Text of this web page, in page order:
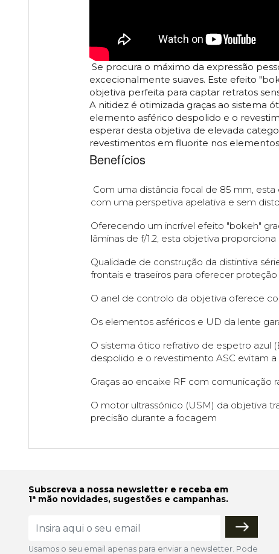
Se procura o máximo da expressão
excecionalmente suaves. Este efeito
objetiva perfeita para captar retratos
A nitidez é otimizada graças ao sistema
elemento asférico despolido e o
esperar desta objetiva de elevada
revestimentos em fluorite nos
Benefícios
Com uma distância focal de 85 mm,
com uma perspetiva apelativa e sem
Oferecendo um incrível efeito "bokeh"
lâminas de f/1.2, esta objetiva
Qualidade de construção da distintiva
frontais e traseiros para oferecer
O anel de controlo da objetiva oferece
Os elementos asféricos e UD da lente
O sistema ótico refrativo de espetro azul
despolido e o revestimento ASC evitam
Graças ao encaixe RF com comunicação
O motor ultrassónico (USM) da objetiva
precisão durante a focagem
Subscreva a nossa newsletter e receba em
1ª mão novidades, sugestões e campanhas.
Usamos o seu email apenas para enviar a newsletter. Pode